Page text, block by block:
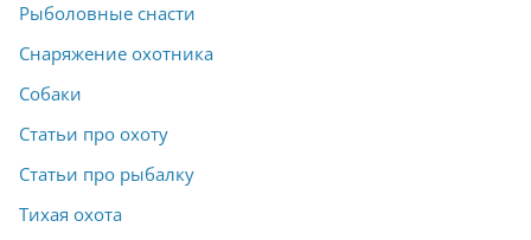
Рыболовные снасти
Снаряжение охотника
Собаки
Статьи про охоту
Статьи про рыбалку
Тихая охота